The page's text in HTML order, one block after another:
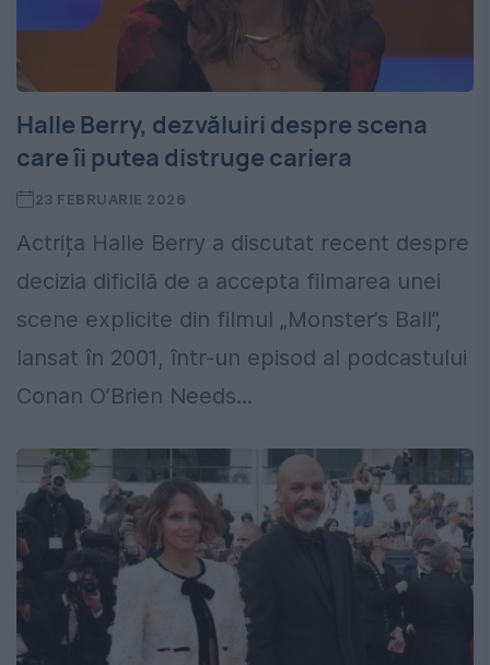
Halle Berry, dezvăluiri despre scena
care îi putea distruge cariera
23 FEBRUARIE 2026
Actrița Halle Berry a discutat recent despre
decizia dificilă de a accepta filmarea unei
scene explicite din filmul „Monster’s Ball”,
lansat în 2001, într-un episod al podcastului
Conan O’Brien Needs...